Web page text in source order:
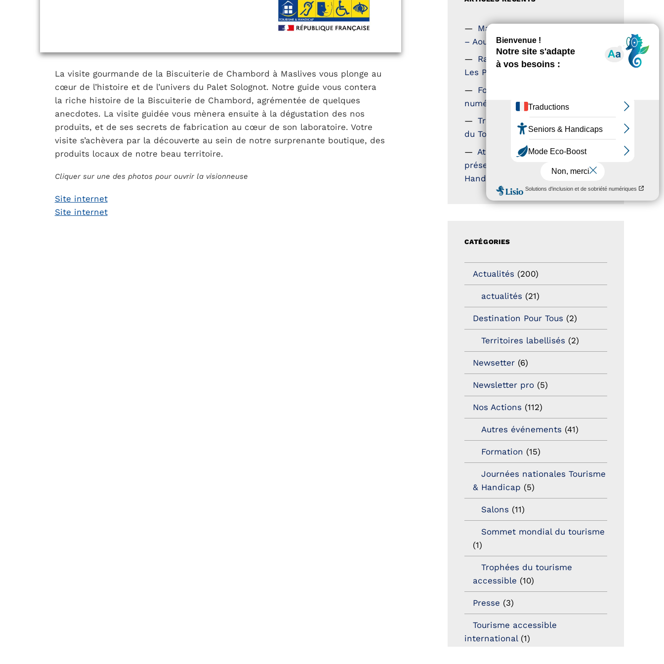
La visite gourmande de la Biscuiterie de Chambord à Maslives vous plonge au
cœur de l’histoire et de l’univers du Palet Solognot. Notre guide vous contera
la riche histoire de la Biscuiterie de Chambord, agrémentée de quelques
anecdotes. La visite guidée vous mènera ensuite à la dégustation des nos
produits, et de ses secrets de fabrication au cœur de son laboratoire. Votre
visite s’achèvera par la découverte au sein de notre surprenante boutique, des
produits locaux de notre beau territoire.
Cliquer sur une des photos pour ouvrir la visionneuse
Site internet
Site internet
Magazine Tourisme Accessible
– Aout 2026
Rallye Aicha des Gazelles –
Les Petillantes
Formation Communication
numérique
Trophées Horizons – Acteurs
du Tourisme Durable
Atout France – flyer
présentation label Tourisme &
Handicap
CATÉGORIES
Actualités (200)
actualités (21)
Destination Pour Tous (2)
Territoires labellisés (2)
Newsetter (6)
Newsletter pro (5)
Nos Actions (112)
Autres événements (41)
Formation (15)
Journées nationales Tourisme
& Handicap (5)
Salons (11)
Sommet mondial du tourisme
(1)
Trophées du tourisme
accessible (10)
Presse (3)
Tourisme accessible
international(1)